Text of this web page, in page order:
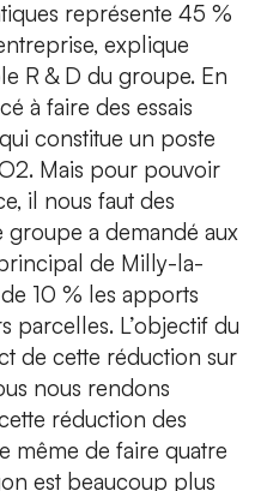
représente 45 %
explique
R & D du groupe. En
à faire des essais
constitue un poste
Mais pour pouvoir
il nous faut des
a demandé aux
de Milly-la-
10 % les apports
parcelles. L’objectif du
de cette réduction sur
nous rendons
réduction des
même de faire quatre
est beaucoup plus